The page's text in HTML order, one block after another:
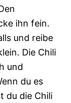
ihn fein.
und reibe
Die Chili
und
du es
du die Chili